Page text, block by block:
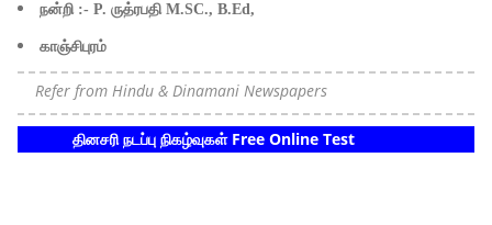
நன்றி :- P. ருத்ரபதி M.SC., B.Ed,
காஞ்சிபுரம்
Refer from Hindu & Dinamani Newspapers
தினசரி நடப்பு நிகழ்வுகள் Free Online Test